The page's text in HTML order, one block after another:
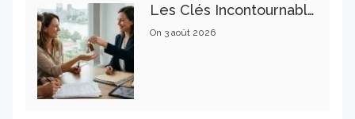
Les Clés Incontournables Pour Réussir Vos Transactions Immobilières
On 3 août 2026